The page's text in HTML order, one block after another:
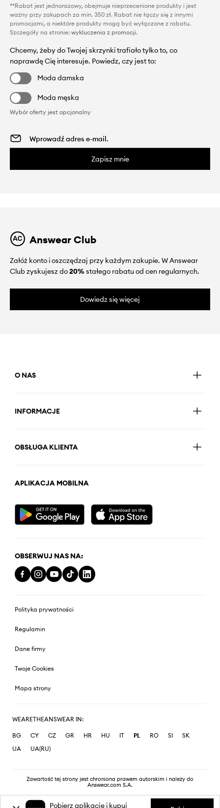
**Rabat jest jednorazowy, obejmuje nieprzecenione produkty i jest
ważny przy zakupach za min. 350 zł. Rabat nie łączy się z innymi
promocjami, a niektóre produkty mogą być wyłączone z rabatu.
Szczegóły na stronie: wykluczenia z promocji.
Chcemy, żeby do Twojej skrzynki trafiało tylko to, co
naprawdę Cię interesuje. Powiedz, czy jest to:
Moda damska
Moda męska
Wybór oferty jest opcjonalny
Zapisz mnie
Answear Club
Załóż konto i oszczędzaj przy każdym zakupie. W Answear
Club zyskujesz do20%stałego rabatu od cen regularnych.
Dowiedz się więcej
O NAS
INFORMACJE
OBSŁUGA KLIENTA
APLIKACJA MOBILNA
OBSERWUJ NAS NA:
Polityka prywatności
Regulamin
Dane firmy
Twoje Cookies
Mapa strony
WEARETHEANSWEAR IN:
BG CY CZ GR HR HU IT PL RO SI
SK
UA
UA(RU)
Zawartość tej strony jest chroniona prawem autorskim i należy do
Answear.com S.A.
Pobierz aplikację i kupuj